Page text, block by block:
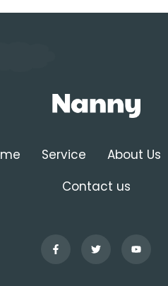
Service About Us
Contact us